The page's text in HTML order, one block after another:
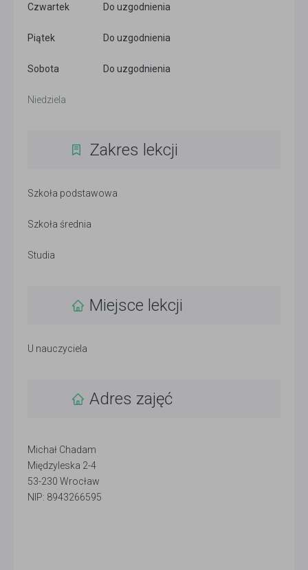
Czwartek Do uzgodnienia
Piątek Do uzgodnienia
Sobota Do uzgodnienia
Niedziela
Zakres lekcji
Szkoła podstawowa
Szkoła średnia
Studia
Miejsce lekcji
U nauczyciela
Adres zajęć
Michał Chadam
Międzyleska 2-4
53-230 Wrocław
NIP: 8943266595